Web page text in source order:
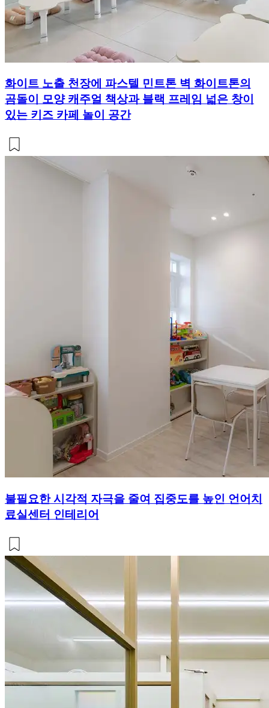
화이트 노출 천장에 파스텔 민트톤 벽 화이트톤의
곰돌이 모양 캐주얼 책상과 블랙 프레임 넓은 창이
있는 키즈 카페 놀이 공간
불필요한 시각적 자극을 줄여 집중도를 높인 언어치
료실센터 인테리어